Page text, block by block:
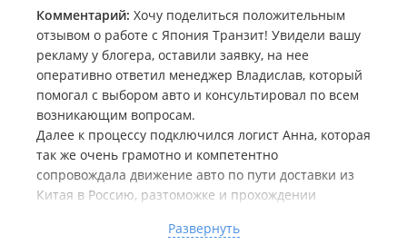
Комментарий: Хочу поделиться положительным
отзывом о работе с Япония Транзит! Увидели вашу
рекламу у блогера, оставили заявку, на нее
оперативно ответил менеджер Владислав, который
помогал с выбором авто и консультировал по всем
возникающим вопросам.
Далее к процессу подключился логист Анна, которая
так же очень грамотно и компетентно
сопровождала движение авто по пути доставки из
Китая в Россию, разтоможке и прохождении
Филипп, который передал авто в транспортную
Развернуть